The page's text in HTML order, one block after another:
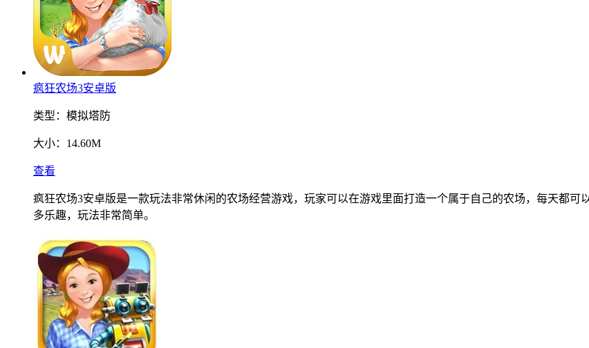
疯狂农场3安卓版
类型： 模拟塔防
大小： 14.60M
查看
疯狂农场3安卓版是一款玩法非常休闲的农场经营游戏，玩家可以在游戏里面打造一个属于自己的农场，每天都
多乐趣，玩法非常简单。